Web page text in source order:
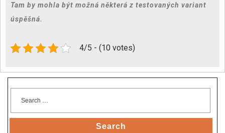
Tam by mohla být možná některá z testovaných variant
úspěšná.
4/5 - (10 votes)
Search